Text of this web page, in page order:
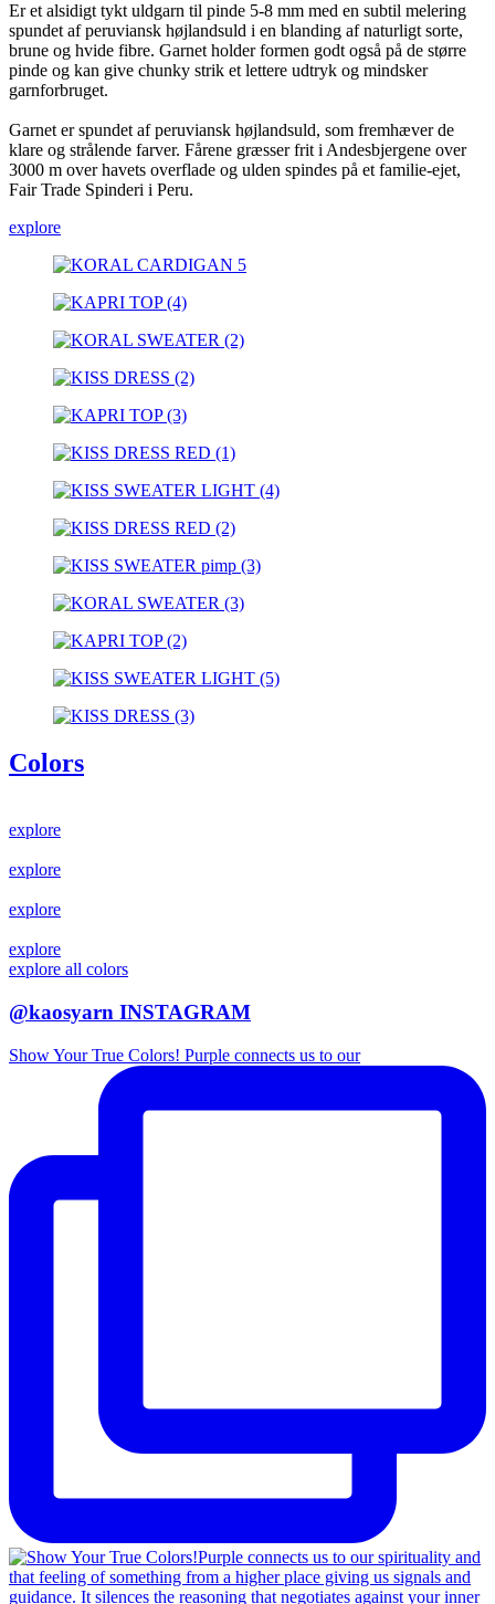
Er et alsidigt tykt uldgarn til pinde 5-8 mm med en subtil melering
spundet af peruviansk højlandsuld i en blanding af naturligt sorte,
brune og hvide fibre. Garnet holder formen godt også på de større
pinde og kan give chunky strik et lettere udtryk og mindsker
garnforbruget.
Garnet er spundet af peruviansk højlandsuld, som fremhæver de
klare og strålende farver. Fårene græsser frit i Andesbjergene over
3000 m over havets overflade og ulden spindes på et familie-ejet,
Fair Trade Spinderi i Peru.
explore
Colors
explore
explore
explore
explore
explore all colors
@kaosyarn INSTAGRAM
Show Your True Colors! Purple connects us to our